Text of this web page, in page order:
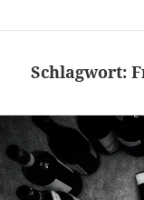
Schlagwort: